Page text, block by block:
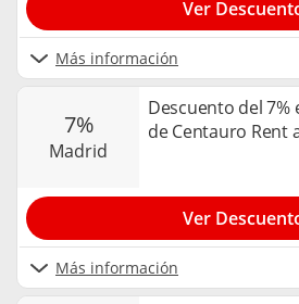
Más información
Ver
7%
madrid
Descuento del
de Centauro Rent
Más información
Ver